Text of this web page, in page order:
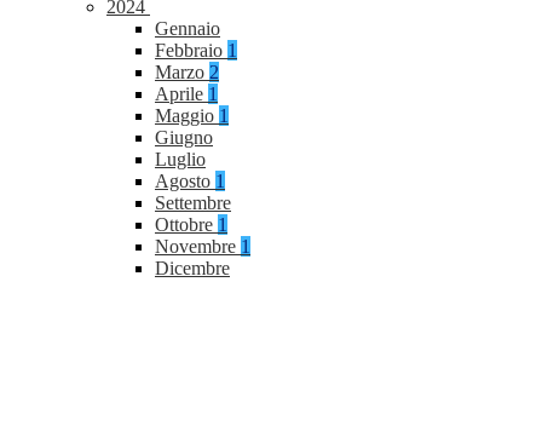
2024
Gennaio
Febbraio 1
Marzo 2
Aprile 1
Maggio 1
Giugno
Luglio
Agosto 1
Settembre
Ottobre 1
Novembre 1
Dicembre